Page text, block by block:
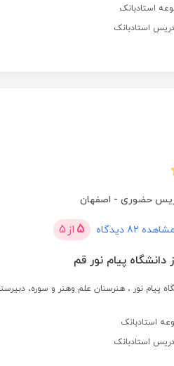
استادبانک
استادبانک
حضوری - اصفهان
مشاهده 82 دیدگاه 5 از 5
دانشگاه پیام نور قم
سال در دانشگاه پیام نور ، هنرسنان علم وهنر و سوره،
استادبانک
استادبانک